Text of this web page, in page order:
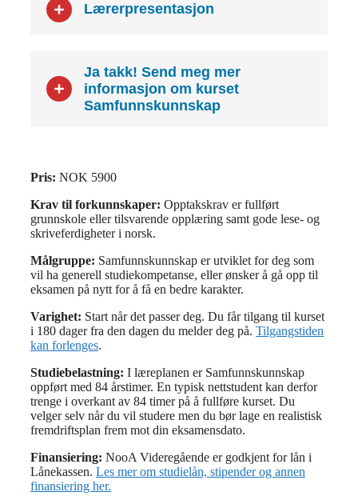
Lærerpresentasjon
Ja takk! Send meg mer
informasjon om kurset
Samfunnskunnskap
Pris: NOK 5900
Krav til forkunnskaper: Opptakskrav er fullført
grunnskole eller tilsvarende opplæring samt gode lese- og
skriveferdigheter i norsk.
Målgruppe: Samfunnskunnskap er utviklet for deg som
vil ha generell studiekompetanse, eller ønsker å gå opp til
eksamen på nytt for å få en bedre karakter.
Varighet: Start når det passer deg. Du får tilgang til kurset
i 180 dager fra den dagen du melder deg på. Tilgangstiden
kan forlenges.
Studiebelastning: I læreplanen er Samfunnskunnskap
oppført med 84 årstimer. En typisk nettstudent kan derfor
trenge i overkant av 84 timer på å fullføre kurset. Du
velger selv når du vil studere men du bør lage en realistisk
fremdriftsplan frem mot din eksamensdato.
Finansiering: NooA Videregående er godkjent for lån i
Lånekassen. Les mer om studielån, stipender og annen
finansiering her.